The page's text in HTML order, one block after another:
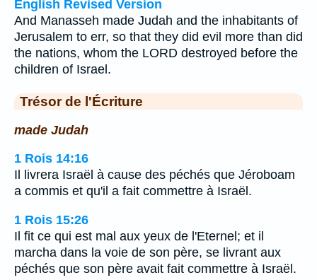
English Revised Version
And Manasseh made Judah and the inhabitants of
Jerusalem to err, so that they did evil more than did
the nations, whom the LORD destroyed before the
children of Israel.
Trésor de l'Écriture
made Judah
1 Rois 14:16
Il livrera Israël à cause des péchés que Jéroboam
a commis et qu'il a fait commettre à Israël.
1 Rois 15:26
Il fit ce qui est mal aux yeux de l'Eternel; et il
marcha dans la voie de son père, se livrant aux
péchés que son père avait fait commettre à Israël.